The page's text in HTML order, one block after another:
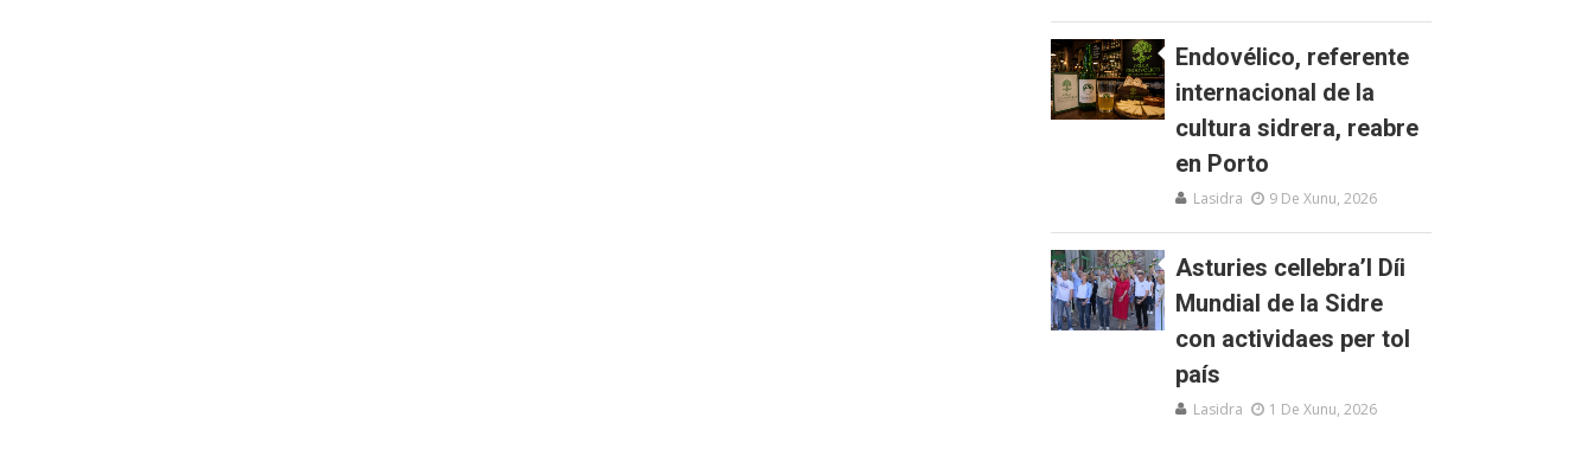
Endovélico, referente
internacional de la
cultura sidrera, reabre
en Porto
Lasidra 9 De Xunu, 2026
Asturies cellebra’l Díi
Mundial de la Sidre
con actividaes per tol
país
Lasidra 1 De Xunu, 2026